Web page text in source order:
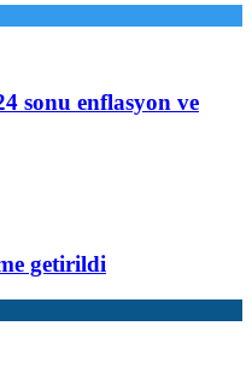
sonu enflasyon ve
getirildi